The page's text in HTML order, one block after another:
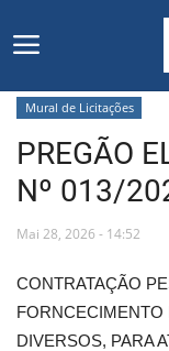
Início
Editais
Secretarias e
Mural de Licitações
PREGÃO
Nº 013/
Mai 28, 2026 - 14:52
CONTRATAÇÃO
DIVERSOS, PARA